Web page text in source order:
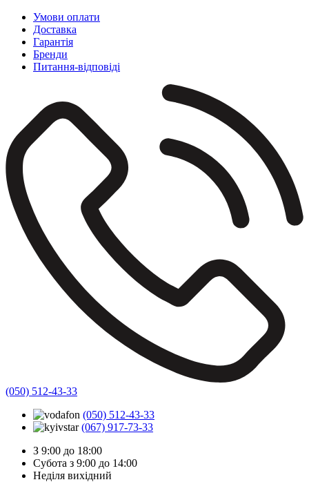
Умови оплати
Доставка
Гарантія
Бренди
Питання-відповіді
(050) 512-43-33
(050) 512-43-33
(067) 917-73-33
З 9:00 до 18:00
Субота з 9:00 до 14:00
Неділя вихідний